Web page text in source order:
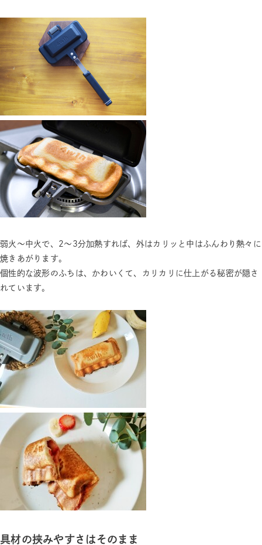
弱火～中火で、2～3分加熱すれば、外はカリッと中はふんわり熱々に
焼きあがります。
個性的な波形のふちは、かわいくて、カリカリに仕上がる秘密が隠さ
れています。
具材の挟みやすさはそのまま